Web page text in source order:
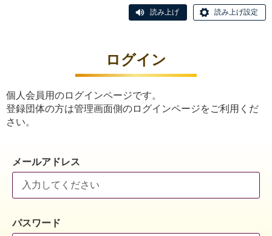
読み上げ 読み上げ設定
ログイン
個人会員用のログインページです。
登録団体の方は管理画面側のログインページをご利用くだ
さい。
メールアドレス
パスワード